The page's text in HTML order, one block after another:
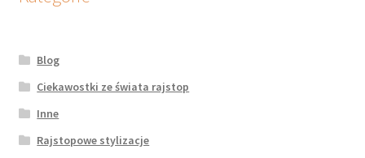
Blog
Ciekawostki ze świata rajstop
Inne
Rajstopowe stylizacje